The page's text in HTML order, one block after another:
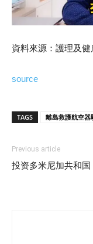
資料來源：護理及健
source
TAGS 離島救護航空器
Previous article
投资多米尼加共和国